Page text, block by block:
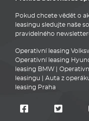
Pokud chcete vědět o
leasingu sledujte naše
pravidelného
Operativní leasing
Operativní leasing
leasing BMW
leasingu
Auta z
leasing Praha